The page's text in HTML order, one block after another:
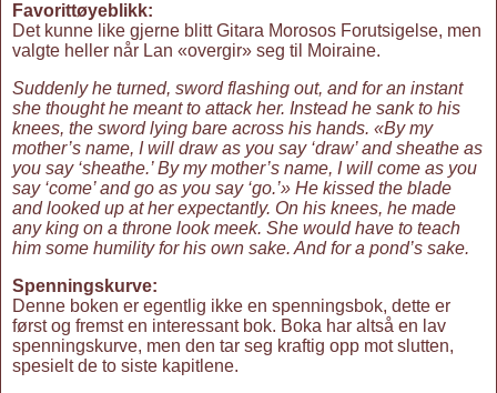
Favorittøyeblikk:
Det kunne like gjerne blitt Gitara Morosos Forutsigelse, men
valgte heller når Lan «overgir» seg til Moiraine.
Suddenly he turned, sword flashing out, and for an instant
she thought he meant to attack her. Instead he sank to his
knees, the sword lying bare across his hands. «By my
mother’s name, I will draw as you say ‘draw’ and sheathe as
you say ‘sheathe.’ By my mother’s name, I will come as you
say ‘come’ and go as you say ‘go.’» He kissed the blade
and looked up at her expectantly. On his knees, he made
any king on a throne look meek. She would have to teach
him some humility for his own sake. And for a pond’s sake.
Spenningskurve:
Denne boken er egentlig ikke en spenningsbok, dette er
først og fremst en interessant bok. Boka har altså en lav
spenningskurve, men den tar seg kraftig opp mot slutten,
spesielt de to siste kapitlene.